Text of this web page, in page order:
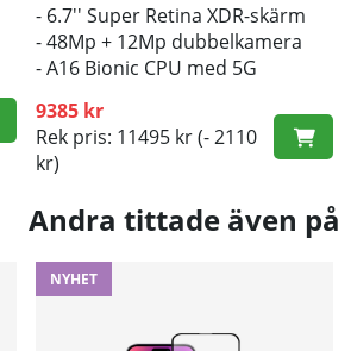
- 6.7'' Super Retina XDR-skärm
- 48Mp + 12Mp dubbelkamera
- A16 Bionic CPU med 5G
9385 kr
Rek pris: 11495 kr(- 2110
kr)
Andra tittade även på
NYHET